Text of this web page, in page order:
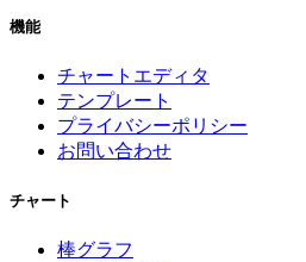
機能
チャートエディタ
テンプレート
プライバシーポリシー
お問い合わせ
チャート
棒グラフ